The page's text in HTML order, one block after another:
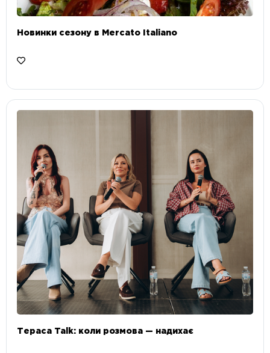
Новинки сезону в Mercato Italiano
Тераса Talk: коли розмова — надихає